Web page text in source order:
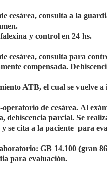
cesárea, consulta a la
y control en 24 hs.
cesárea, consulta para
compensada.
ATB, el cual se vuelve a
de cesárea. Al
dehiscencia parcial. Se
se cita a la paciente para
GB 14.100 (gran
para evaluación.